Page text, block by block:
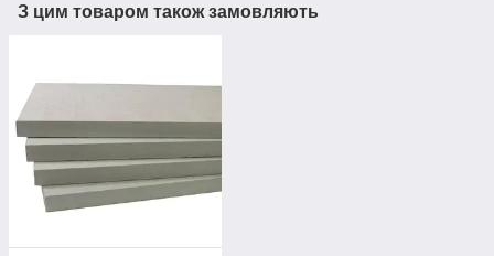
З цим товаром також замовляють